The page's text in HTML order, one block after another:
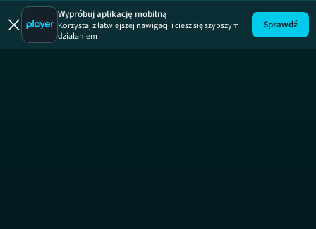
Wypróbuj aplikację mobilną
Korzystaj z łatwiejszej nawigacji i ciesz się szybszym
działaniem
Sprawdź